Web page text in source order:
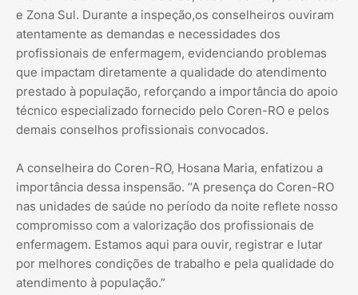
e Zona Sul. Durante a inspeção,os conselheiros ouviram
atentamente as demandas e necessidades dos
profissionais de enfermagem, evidenciando problemas
que impactam diretamente a qualidade do atendimento
prestado à população, reforçando a importância do apoio
técnico especializado fornecido pelo Coren-RO e pelos
demais conselhos profissionais convocados.
A conselheira do Coren-RO, Hosana Maria, enfatizou a
importância dessa inspensão. “A presença do Coren-RO
nas unidades de saúde no período da noite reflete nosso
compromisso com a valorização dos profissionais de
enfermagem. Estamos aqui para ouvir, registrar e lutar
por melhores condições de trabalho e pela qualidade do
atendimento à população.”